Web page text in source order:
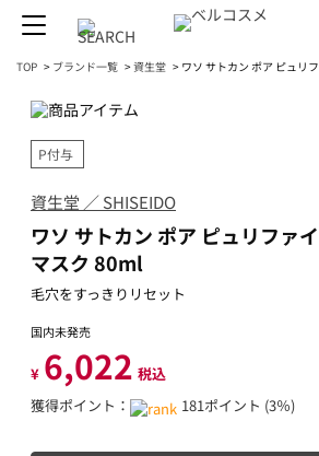
TOP > ブランド一覧 >資生堂 > ワソ サトカン ポア ピュリ
P付与
資生堂 ／ SHISEIDO
ワソ サトカン ポア ピュリファ
マスク 80ml
毛穴をすっきりリセット
国内未発売
¥ 6,022 税込
獲得ポイント：
181ポイント (3％)